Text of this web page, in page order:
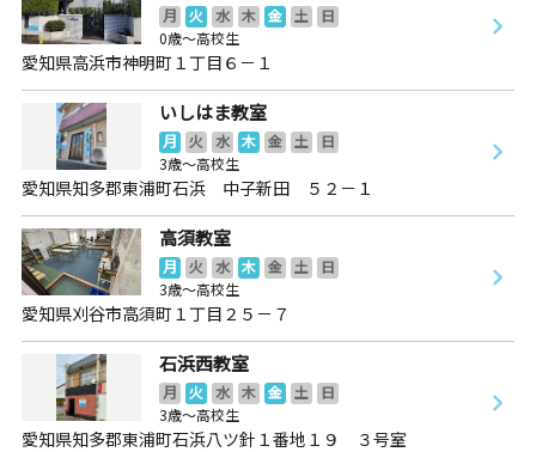
月 火 水 木 金 土
日
0歳～高校生
愛知県高浜市神明町１丁目６－１
いしはま教室
月 火 水 木 金 土
日
3歳～高校生
愛知県知多郡東浦町石浜 中子新田 ５２－１
高須教室
月 火 水 木 金 土
日
3歳～高校生
愛知県刈谷市高須町１丁目２５－７
石浜西教室
月 火 水 木 金 土
日
3歳～高校生
愛知県知多郡東浦町石浜八ツ針１番地１９ ３号室